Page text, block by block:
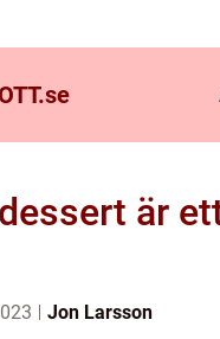
se
är
Jon Larsson